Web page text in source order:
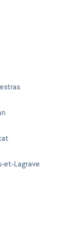
et-Lagrave